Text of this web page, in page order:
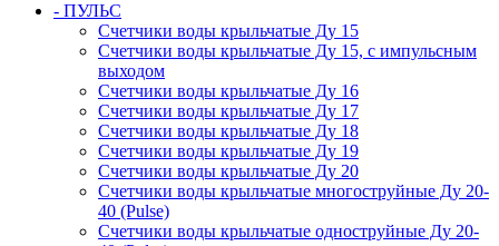
- ПУЛЬС
Счетчики воды крыльчатые Ду 15
Счетчики воды крыльчатые Ду 15, с импульсным
выходом
Счетчики воды крыльчатые Ду 16
Счетчики воды крыльчатые Ду 17
Счетчики воды крыльчатые Ду 18
Счетчики воды крыльчатые Ду 19
Счетчики воды крыльчатые Ду 20
Счетчики воды крыльчатые многоструйные Ду 20-
40 (Pulse)
Счетчики воды крыльчатые одноструйные Ду 20-